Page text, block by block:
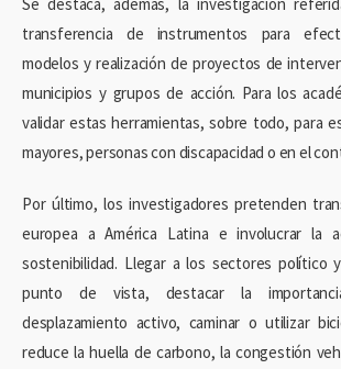
transferencia de instrumentos para
modelos y realización de proyectos de
municipios y grupos de acción. Para los
validar estas herramientas, sobre todo, para
mayores, personas con discapacidad o en el
Por último, los investigadores pretenden
europea a América Latina e involucrar la
sostenibilidad. Llegar a los sectores político
punto de vista, destacar la
desplazamiento activo, caminar o utilizar
reduce la huella de carbono, la congestión